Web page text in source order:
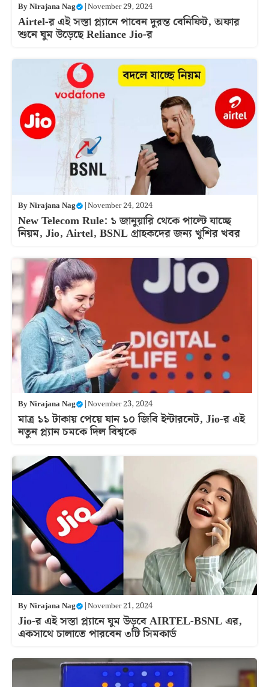
ByNirajana Nag |November 29, 2024
Airtel-র এই সস্তা প্ল্যানে পাবেন দুরন্ত বেনিফিট, অফার
শুনে ঘুম উড়েছে Reliance Jio-র
ByNirajana Nag |November 24, 2024
New Telecom Rule: ১ জানুয়ারি থেকে পাল্টে যাচ্ছে
নিয়ম, Jio, Airtel, BSNL গ্রাহকদের জন্য খুশির খবর
ByNirajana Nag |November 23, 2024
মাত্র ১১ টাকায় পেয়ে যান ১০ জিবি ইন্টারনেট, Jio-র এই
নতুন প্ল্যান চমকে দিল বিশ্বকে
ByNirajana Nag |November 21, 2024
Jio-র এই সস্তা প্ল্যানে ঘুম উড়বে AIRTEL-BSNL এর,
একসাথে চালাতে পারবেন ৩টি সিমকার্ড